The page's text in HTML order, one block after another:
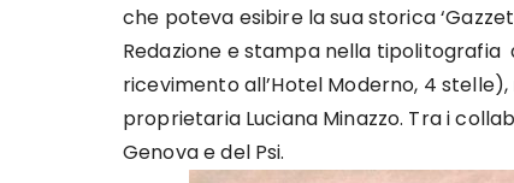
che poteva esibire la sua storica
Redazione e stampa nella tipolitografia
ricevimento all’Hotel Moderno, 4
proprietaria Luciana Minazzo. Tra i
Genova e del Psi.